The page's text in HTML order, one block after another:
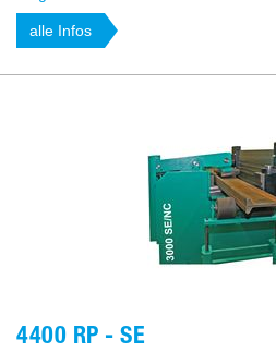
alle Infos
4400 RP - SE